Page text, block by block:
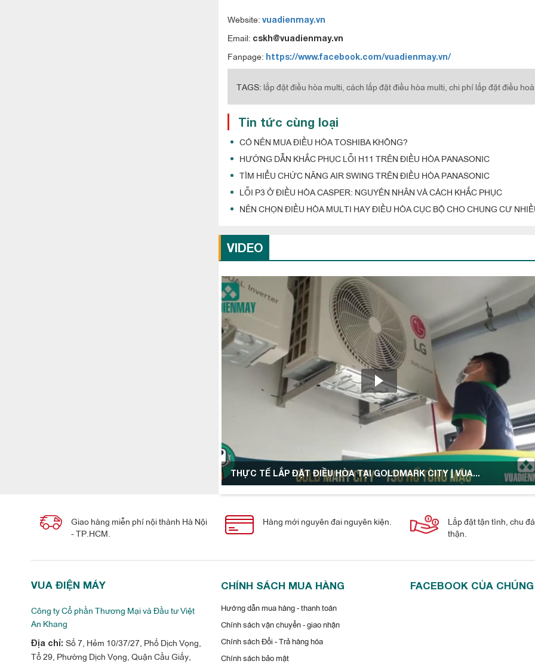
Website: vuadienmay.vn
Email: cskh@vuadienmay.vn
Fanpage: https://www.facebook.com/vuadienmay.vn/
TAGS: lắp đặt điều hòa multi, cách lắp đặt điều hòa multi, chi phí lắp đặt điều hoà
Tin tức cùng loại
CÓ NÊN MUA ĐIỀU HÒA TOSHIBA KHÔNG?
HƯỚNG DẪN KHẮC PHỤC LỖI H11 TRÊN ĐIỀU HÒA PANASONIC
TÌM HIỂU CHỨC NĂNG AIR SWING TRÊN ĐIỀU HÒA PANASONIC
LỖI P3 Ở ĐIỀU HÒA CASPER: NGUYÊN NHÂN VÀ CÁCH KHẮC PHỤC
NÊN CHỌN ĐIỀU HÒA MULTI HAY ĐIỀU HÒA CỤC BỘ CHO CHUNG CƯ
VIDEO
THỰC TẾ LẮP ĐẶT ĐIỀU HÒA TẠI GOLDMARK CITY | VUA...
Giao hàng miễn phí nội thành Hà Nội
- TP.HCM.
Hàng mới nguyên đai nguyên kiện.
Lắp đặt tận tình, chu
thận.
VUA ĐIỆN MÁY
Công ty Cổ phần Thương Mại và Đầu tư Việt
An Khang
Địa chỉ: Số 7, Hẻm 10/37/27, Phố Dịch Vọng,
Tổ 29, Phường Dịch Vọng, Quận Cầu Giấy,
CHÍNH SÁCH MUA HÀNG
Hướng dẫn mua hàng - thanh toán
Chính sách vận chuyển - giao nhận
Chính sách Đổi - Trả hàng hóa
Chính sách bảo mật
FACEBOOK CỦA